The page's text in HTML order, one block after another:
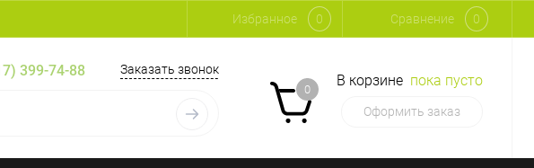
Избранное 0 Сравнение 0
399-74-88 Заказать звонок
0
В корзине пока пусто
Оформить заказ